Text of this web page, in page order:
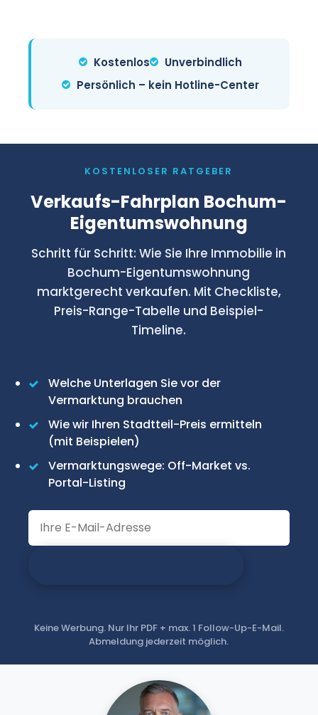
Vorkaufsrecht und müssen informiert
werden. Wir besprechen die
mit Marktwert-Einschätzung. Erst bei
aktiver Vermarktung fällt Provision
Kostenlos
Unverbindlich
Persönlich – kein Hotline-Center
KOSTENLOSER RATGEBER
Verkaufs-Fahrplan Bochum-
Eigentumswohnung
Schritt für Schritt: Wie Sie Ihre Immobilie in
Bochum-Eigentumswohnung
marktgerecht verkaufen. Mit Checkliste,
Preis-Range-Tabelle und Beispiel-
Timeline.
Welche Unterlagen Sie vor der
Vermarktung brauchen
Wie wir Ihren Stadtteil-Preis ermitteln
(mit Beispielen)
Vermarktungswege: Off-Market vs.
Portal-Listing
Keine Werbung. Nur Ihr PDF + max. 1 Follow-Up-E-Mail.
Abmeldung jederzeit möglich.